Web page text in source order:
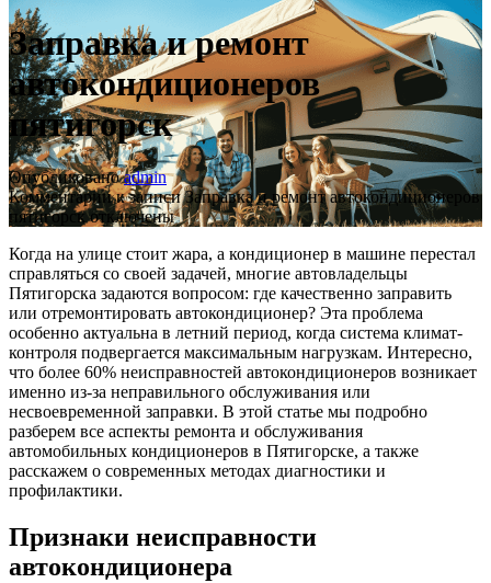
Заправка и ремонт
автокондиционеров
пятигорск
Опубликовано admin
Комментариик записи Заправка и ремонт автокондиционеров
пятигорскотключены
Когда на улице стоит жара, а кондиционер в машине перестал
справляться со своей задачей, многие автовладельцы
Пятигорска задаются вопросом: где качественно заправить
или отремонтировать автокондиционер? Эта проблема
особенно актуальна в летний период, когда система климат-
контроля подвергается максимальным нагрузкам. Интересно,
что более 60% неисправностей автокондиционеров возникает
именно из-за неправильного обслуживания или
несвоевременной заправки. В этой статье мы подробно
разберем все аспекты ремонта и обслуживания
автомобильных кондиционеров в Пятигорске, а также
расскажем о современных методах диагностики и
профилактики.
Признаки неисправности
автокондиционера